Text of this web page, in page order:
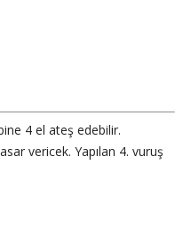
4 el ateş edebilir.
vericek. Yapılan 4. vuruş